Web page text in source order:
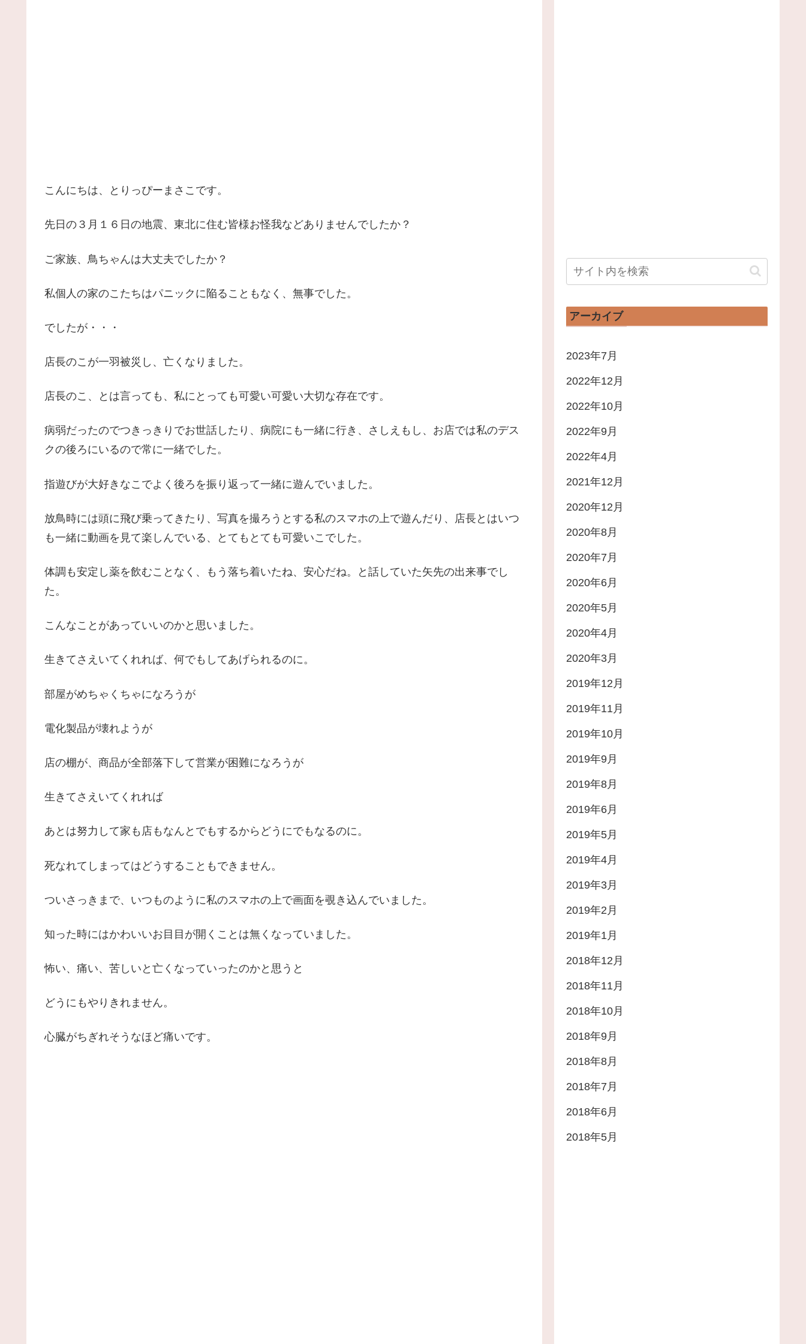
こんにちは、とりっぴーまさこです。
先日の３月１６日の地震、東北に住む皆様お怪我などありませんでしたか？
ご家族、鳥ちゃんは大丈夫でしたか？
私個人の家のこたちはパニックに陥ることもなく、無事でした。
でしたが・・・
店長のこが一羽被災し、亡くなりました。
店長のこ、とは言っても、私にとっても可愛い可愛い大切な存在です。
病弱だったのでつきっきりでお世話したり、病院にも一緒に行き、さしえもし、お店では私のデス
クの後ろにいるので常に一緒でした。
指遊びが大好きなこでよく後ろを振り返って一緒に遊んでいました。
放鳥時には頭に飛び乗ってきたり、写真を撮ろうとする私のスマホの上で遊んだり、店長とはいつ
も一緒に動画を見て楽しんでいる、とてもとても可愛いこでした。
体調も安定し薬を飲むことなく、もう落ち着いたね、安心だね。と話していた矢先の出来事でし
た。
こんなことがあっていいのかと思いました。
生きてさえいてくれれば、何でもしてあげられるのに。
部屋がめちゃくちゃになろうが
電化製品が壊れようが
店の棚が、商品が全部落下して営業が困難になろうが
生きてさえいてくれれば
あとは努力して家も店もなんとでもするからどうにでもなるのに。
死なれてしまってはどうすることもできません。
ついさっきまで、いつものように私のスマホの上で画面を覗き込んでいました。
知った時にはかわいいお目目が開くことは無くなっていました。
怖い、痛い、苦しいと亡くなっていったのかと思うと
どうにもやりきれません。
心臓がちぎれそうなほど痛いです。
アーカイブ
2023年7月
2022年12月
2022年10月
2022年9月
2022年4月
2021年12月
2020年12月
2020年8月
2020年7月
2020年6月
2020年5月
2020年4月
2020年3月
2019年12月
2019年11月
2019年10月
2019年9月
2019年8月
2019年6月
2019年5月
2019年4月
2019年3月
2019年2月
2019年1月
2018年12月
2018年11月
2018年10月
2018年9月
2018年8月
2018年7月
2018年6月
2018年5月